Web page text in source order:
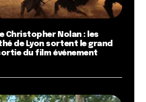
Christopher Nolan : les
de Lyon sortent le grand
du film événement